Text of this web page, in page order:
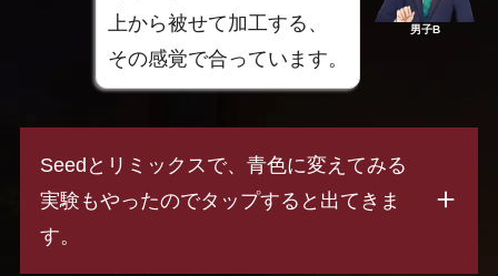
上から被せて加工する、
その感覚で合っています。
男子B
Seedとリミックスで、青色に変えてみる
実験もやったのでタップすると出てきま
す。